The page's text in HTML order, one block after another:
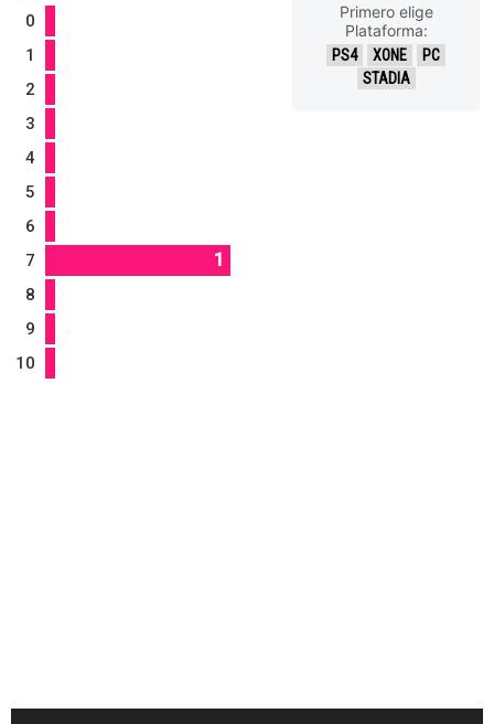
0
1
2
3
4
5
6
7
1
8
9
10
Primero elige
Plataforma:
PS4 XONE
PC
STADIA